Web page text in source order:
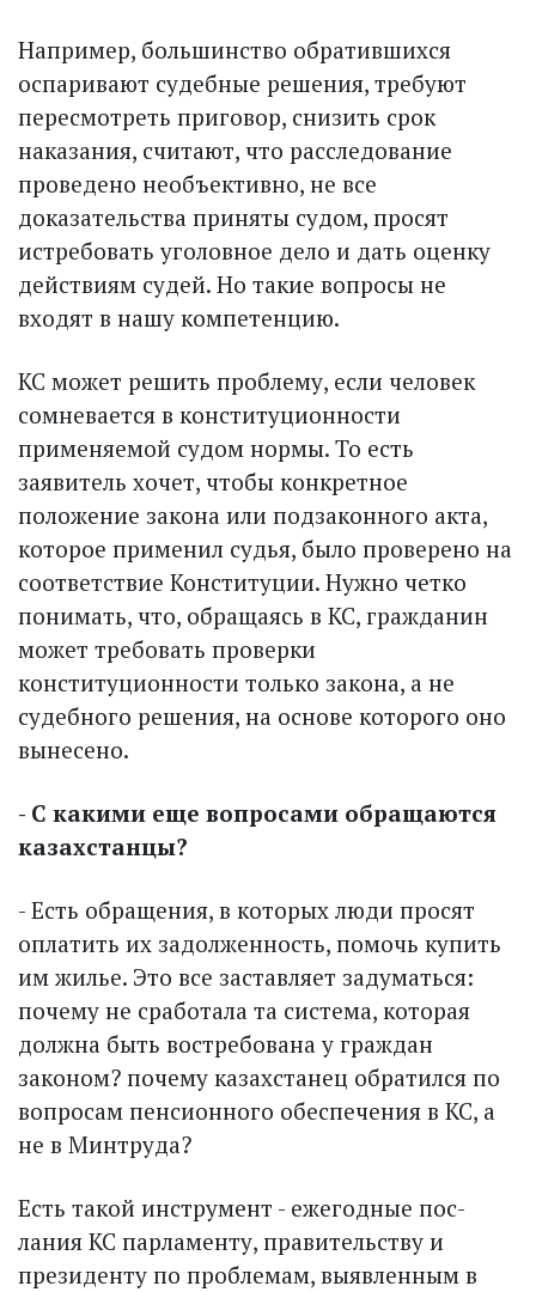
Например, большинство обратившихся
оспаривают судебные решения, требуют
пересмотреть приговор, снизить срок
наказания, считают, что расследование
проведено необъективно, не все
доказательства приняты судом, просят
истребовать уголовное дело и дать оценку
действиям судей. Но такие вопросы не
входят в нашу компетенцию.
КС может решить проблему, если человек
сомневается в конституционности
применяемой судом нормы. То есть
заявитель хочет, чтобы конкретное
положение закона или подзаконного акта,
которое применил судья, было проверено на
соответствие Конституции. Нужно четко
понимать, что, обращаясь в КС, гражданин
может требовать проверки
конституционности только закона, а не
судебного решения, на основе которого оно
вынесено.
- С какими еще вопросами обращаются
казахстанцы?
- Есть обращения, в которых люди просят
оплатить их задолженность, помочь купить
им жилье. Это все заставляет задуматься:
почему не сработала та система, которая
должна быть востребована у граждан
законом? почему казахстанец обратился по
вопросам пенсионного обеспечения в КС, а
не в Минтруда?
Есть такой инструмент - ежегодные пос­
лания КС парламенту, правительству и
президенту по проблемам, выявленным в